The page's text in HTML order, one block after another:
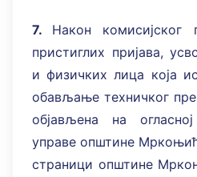
7. Након комисијског
пристиглих пријава,
и физичких лица која
обављање техничког
објављена на
управе општине
страници општине